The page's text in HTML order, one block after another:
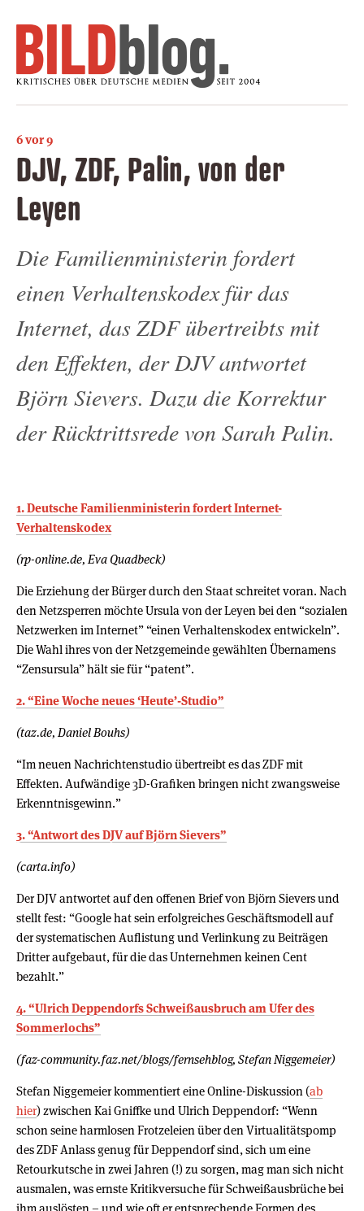
6 vor 9
DJV, ZDF, Palin, von der
Leyen
Die Familienministerin fordert
einen Verhaltenskodex für das
Internet, das ZDF übertreibts mit
den Effekten, der DJV antwortet
Björn Sievers. Dazu die Korrektur
der Rücktrittsrede von Sarah Palin.
1. Deutsche Familienministerin fordert Internet-
Verhaltenskodex
(rp-online.de, Eva Quadbeck)
Die Erziehung der Bürger durch den Staat schreitet voran. Nach
den Netzsperren möchte Ursula von der Leyen bei den “sozialen
Netzwerken im Internet” “einen Verhaltenskodex entwickeln”.
Die Wahl ihres von der Netzgemeinde gewählten Übernamens
“Zensursula” hält sie für “patent”.
2. “Eine Woche neues ‘Heute’-Studio”
(taz.de, Daniel Bouhs)
“Im neuen Nachrichtenstudio übertreibt es das ZDF mit
Effekten. Aufwändige 3D-Grafiken bringen nicht zwangsweise
Erkenntnisgewinn.”
3. “Antwort des DJV auf Björn Sievers”
(carta.info)
Der DJV antwortet auf den offenen Brief von Björn Sievers und
stellt fest: “Google hat sein erfolgreiches Geschäftsmodell auf
der systematischen Auflistung und Verlinkung zu Beiträgen
Dritter aufgebaut, für die das Unternehmen keinen Cent
bezahlt.”
4. “Ulrich Deppendorfs Schweißausbruch am Ufer des
Sommerlochs”
(faz-community.faz.net/blogs/fernsehblog, Stefan Niggemeier)
Stefan Niggemeier kommentiert eine Online-Diskussion (ab
hier) zwischen Kai Gniffke und Ulrich Deppendorf: “Wenn
schon seine harmlosen Frotzeleien über den Virtualitätspomp
des ZDF Anlass genug für Deppendorf sind, sich um eine
Retourkutsche in zwei Jahren (!) zu sorgen, mag man sich nicht
ausmalen, was ernste Kritikversuche für Schweißausbrüche bei
ihm auslösten – und wie oft er entsprechende Formen des